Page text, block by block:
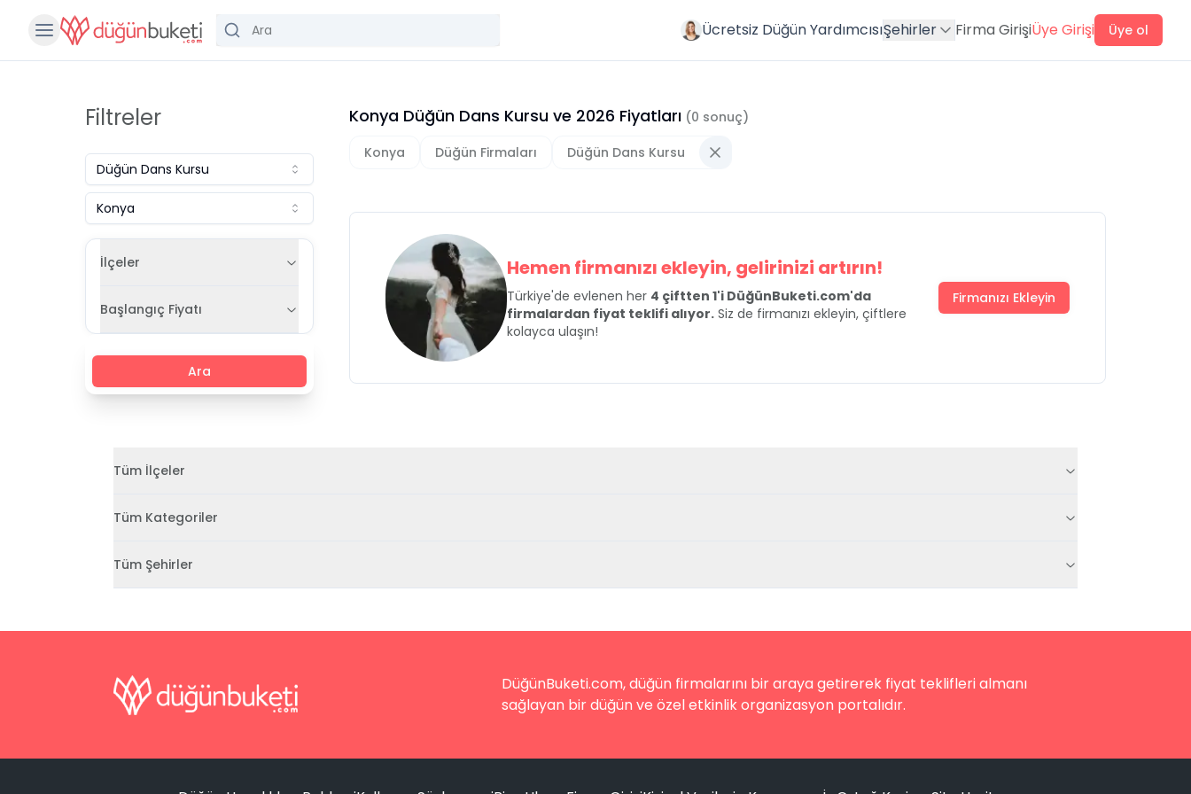
Ücretsiz Düğün YardımcısıŞehirler Firma GirişiÜye Girişi Üye ol
Filtreler
Düğün Dans Kursu
Konya
İlçeler
Başlangıç Fiyatı
Ara
Konya Düğün Dans Kursu ve 2026 Fiyatları (0 sonuç)
Konya
Düğün Firmaları Düğün Dans Kursu
Hemen firmanızı ekleyin, gelirinizi artırın!
Türkiye'de evlenen her 4 çiftten 1'i DüğünBuketi.com'da
firmalardan fiyat teklifi alıyor. Siz de firmanızı ekleyin, çiftlere
kolayca ulaşın!
Firmanızı Ekleyin
Tüm İlçeler
Tüm Kategoriler
Tüm Şehirler
DüğünBuketi.com, düğün firmalarını bir araya getirerek fiyat teklifleri almanı
sağlayan bir düğün ve özel etkinlik organizasyon portalıdır.